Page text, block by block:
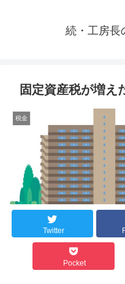
続・工房長
固定資産税が増え
税金
Twitter
Pocket